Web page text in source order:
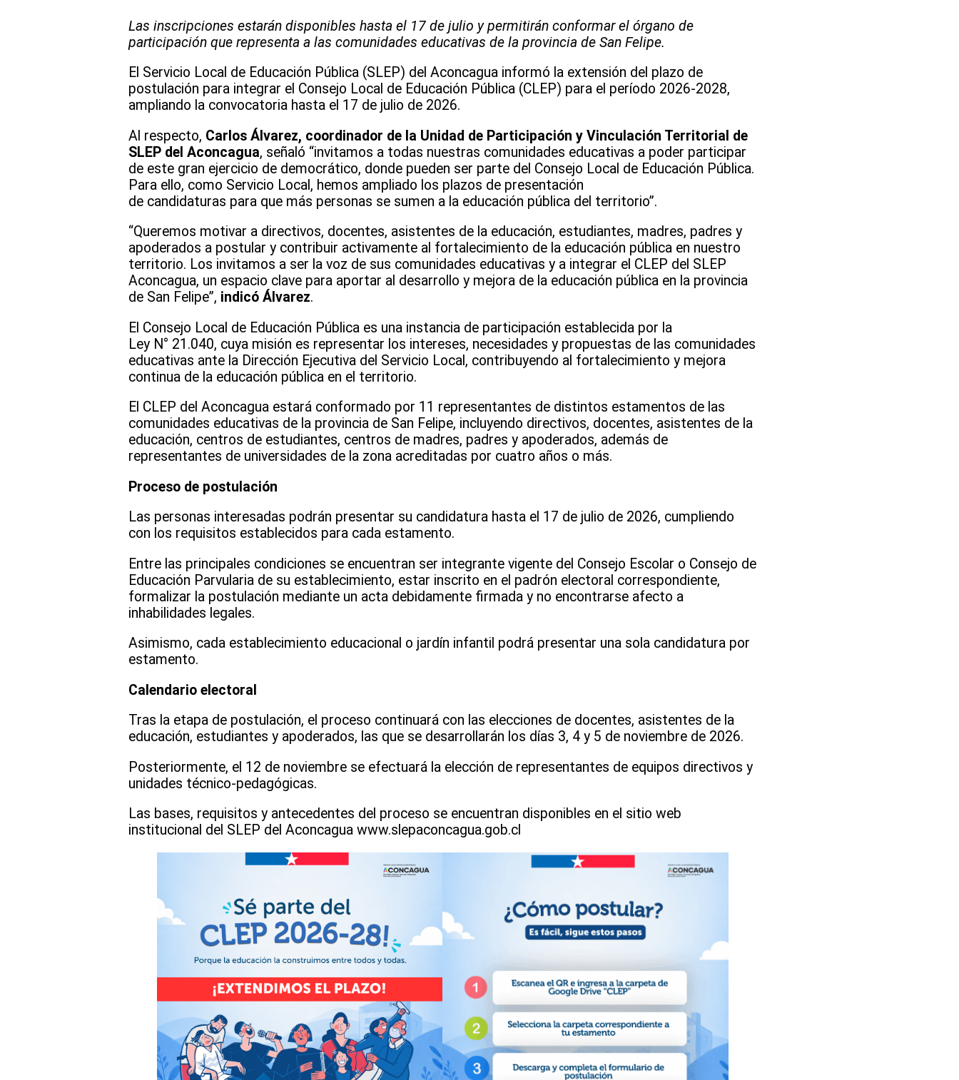
Las inscripciones estarán disponibles hasta el 17 de julio y permitirán conformar el órgano de
participación que representa a las comunidades educativas de la provincia de San Felipe.
El Servicio Local de Educación Pública (SLEP) del Aconcagua informó la extensión del plazo de
postulación para integrar el Consejo Local de Educación Pública (CLEP) para el período 2026-2028,
ampliando la convocatoria hasta el 17 de julio de 2026.
Al respecto, Carlos Álvarez, coordinador de la Unidad de Participación y Vinculación Territorial de
SLEP del Aconcagua, señaló “invitamos a todas nuestras comunidades educativas a poder participar
de este gran ejercicio de democrático, donde pueden ser parte del Consejo Local de Educación Pública.
Para ello, como Servicio Local, hemos ampliado los plazos de presentación
de candidaturas para que más personas se sumen a la educación pública del territorio”.
“Queremos motivar a directivos, docentes, asistentes de la educación, estudiantes, madres, padres y
apoderados a postular y contribuir activamente al fortalecimiento de la educación pública en nuestro
territorio. Los invitamos a ser la voz de sus comunidades educativas y a integrar el CLEP del SLEP
Aconcagua, un espacio clave para aportar al desarrollo y mejora de la educación pública en la provincia
de San Felipe”, indicó Álvarez.
El Consejo Local de Educación Pública es una instancia de participación establecida por la
Ley N° 21.040, cuya misión es representar los intereses, necesidades y propuestas de las comunidades
educativas ante la Dirección Ejecutiva del Servicio Local, contribuyendo al fortalecimiento y mejora
continua de la educación pública en el territorio.
El CLEP del Aconcagua estará conformado por 11 representantes de distintos estamentos de las
comunidades educativas de la provincia de San Felipe, incluyendo directivos, docentes, asistentes de la
educación, centros de estudiantes, centros de madres, padres y apoderados, además de
representantes de universidades de la zona acreditadas por cuatro años o más.
Proceso de postulación
Las personas interesadas podrán presentar su candidatura hasta el 17 de julio de 2026, cumpliendo
con los requisitos establecidos para cada estamento.
Entre las principales condiciones se encuentran ser integrante vigente del Consejo Escolar o Consejo de
Educación Parvularia de su establecimiento, estar inscrito en el padrón electoral correspondiente,
formalizar la postulación mediante un acta debidamente firmada y no encontrarse afecto a
inhabilidades legales.
Asimismo, cada establecimiento educacional o jardín infantil podrá presentar una sola candidatura por
estamento.
Calendario electoral
Tras la etapa de postulación, el proceso continuará con las elecciones de docentes, asistentes de la
educación, estudiantes y apoderados, las que se desarrollarán los días 3, 4 y 5 de noviembre de 2026.
Posteriormente, el 12 de noviembre se efectuará la elección de representantes de equipos directivos y
unidades técnico-pedagógicas.
Las bases, requisitos y antecedentes del proceso se encuentran disponibles en el sitio web
institucional del SLEP del Aconcagua www.slepaconcagua.gob.cl